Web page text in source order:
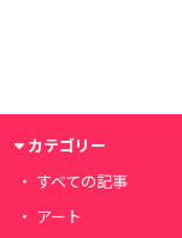
カテゴリー
すべての記事
アート